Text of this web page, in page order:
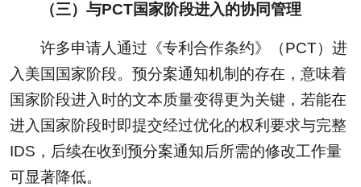
（三）与PCT国家阶段进入的协同管理
许多申请人通过《专利合作条约》（PCT）进
入美国国家阶段。预分案通知机制的存在，意味着
国家阶段进入时的文本质量变得更为关键，若能在
进入国家阶段时即提交经过优化的权利要求与完整
IDS，后续在收到预分案通知后所需的修改工作量
可显著降低。